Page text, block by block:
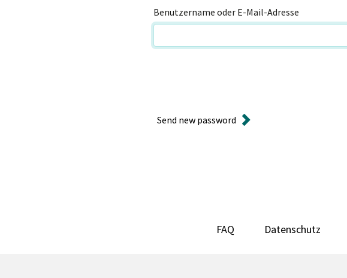
Benutzername oder E-Mail-Adresse
Send new password
FAQ Datenschutz